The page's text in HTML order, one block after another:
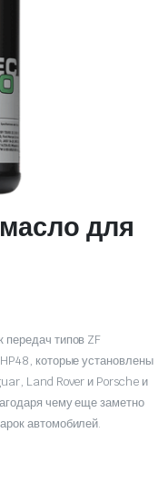
масло для
передач типов ZF
которые установлены
Land Rover и Porsche и
чему еще заметно
автомобилей.